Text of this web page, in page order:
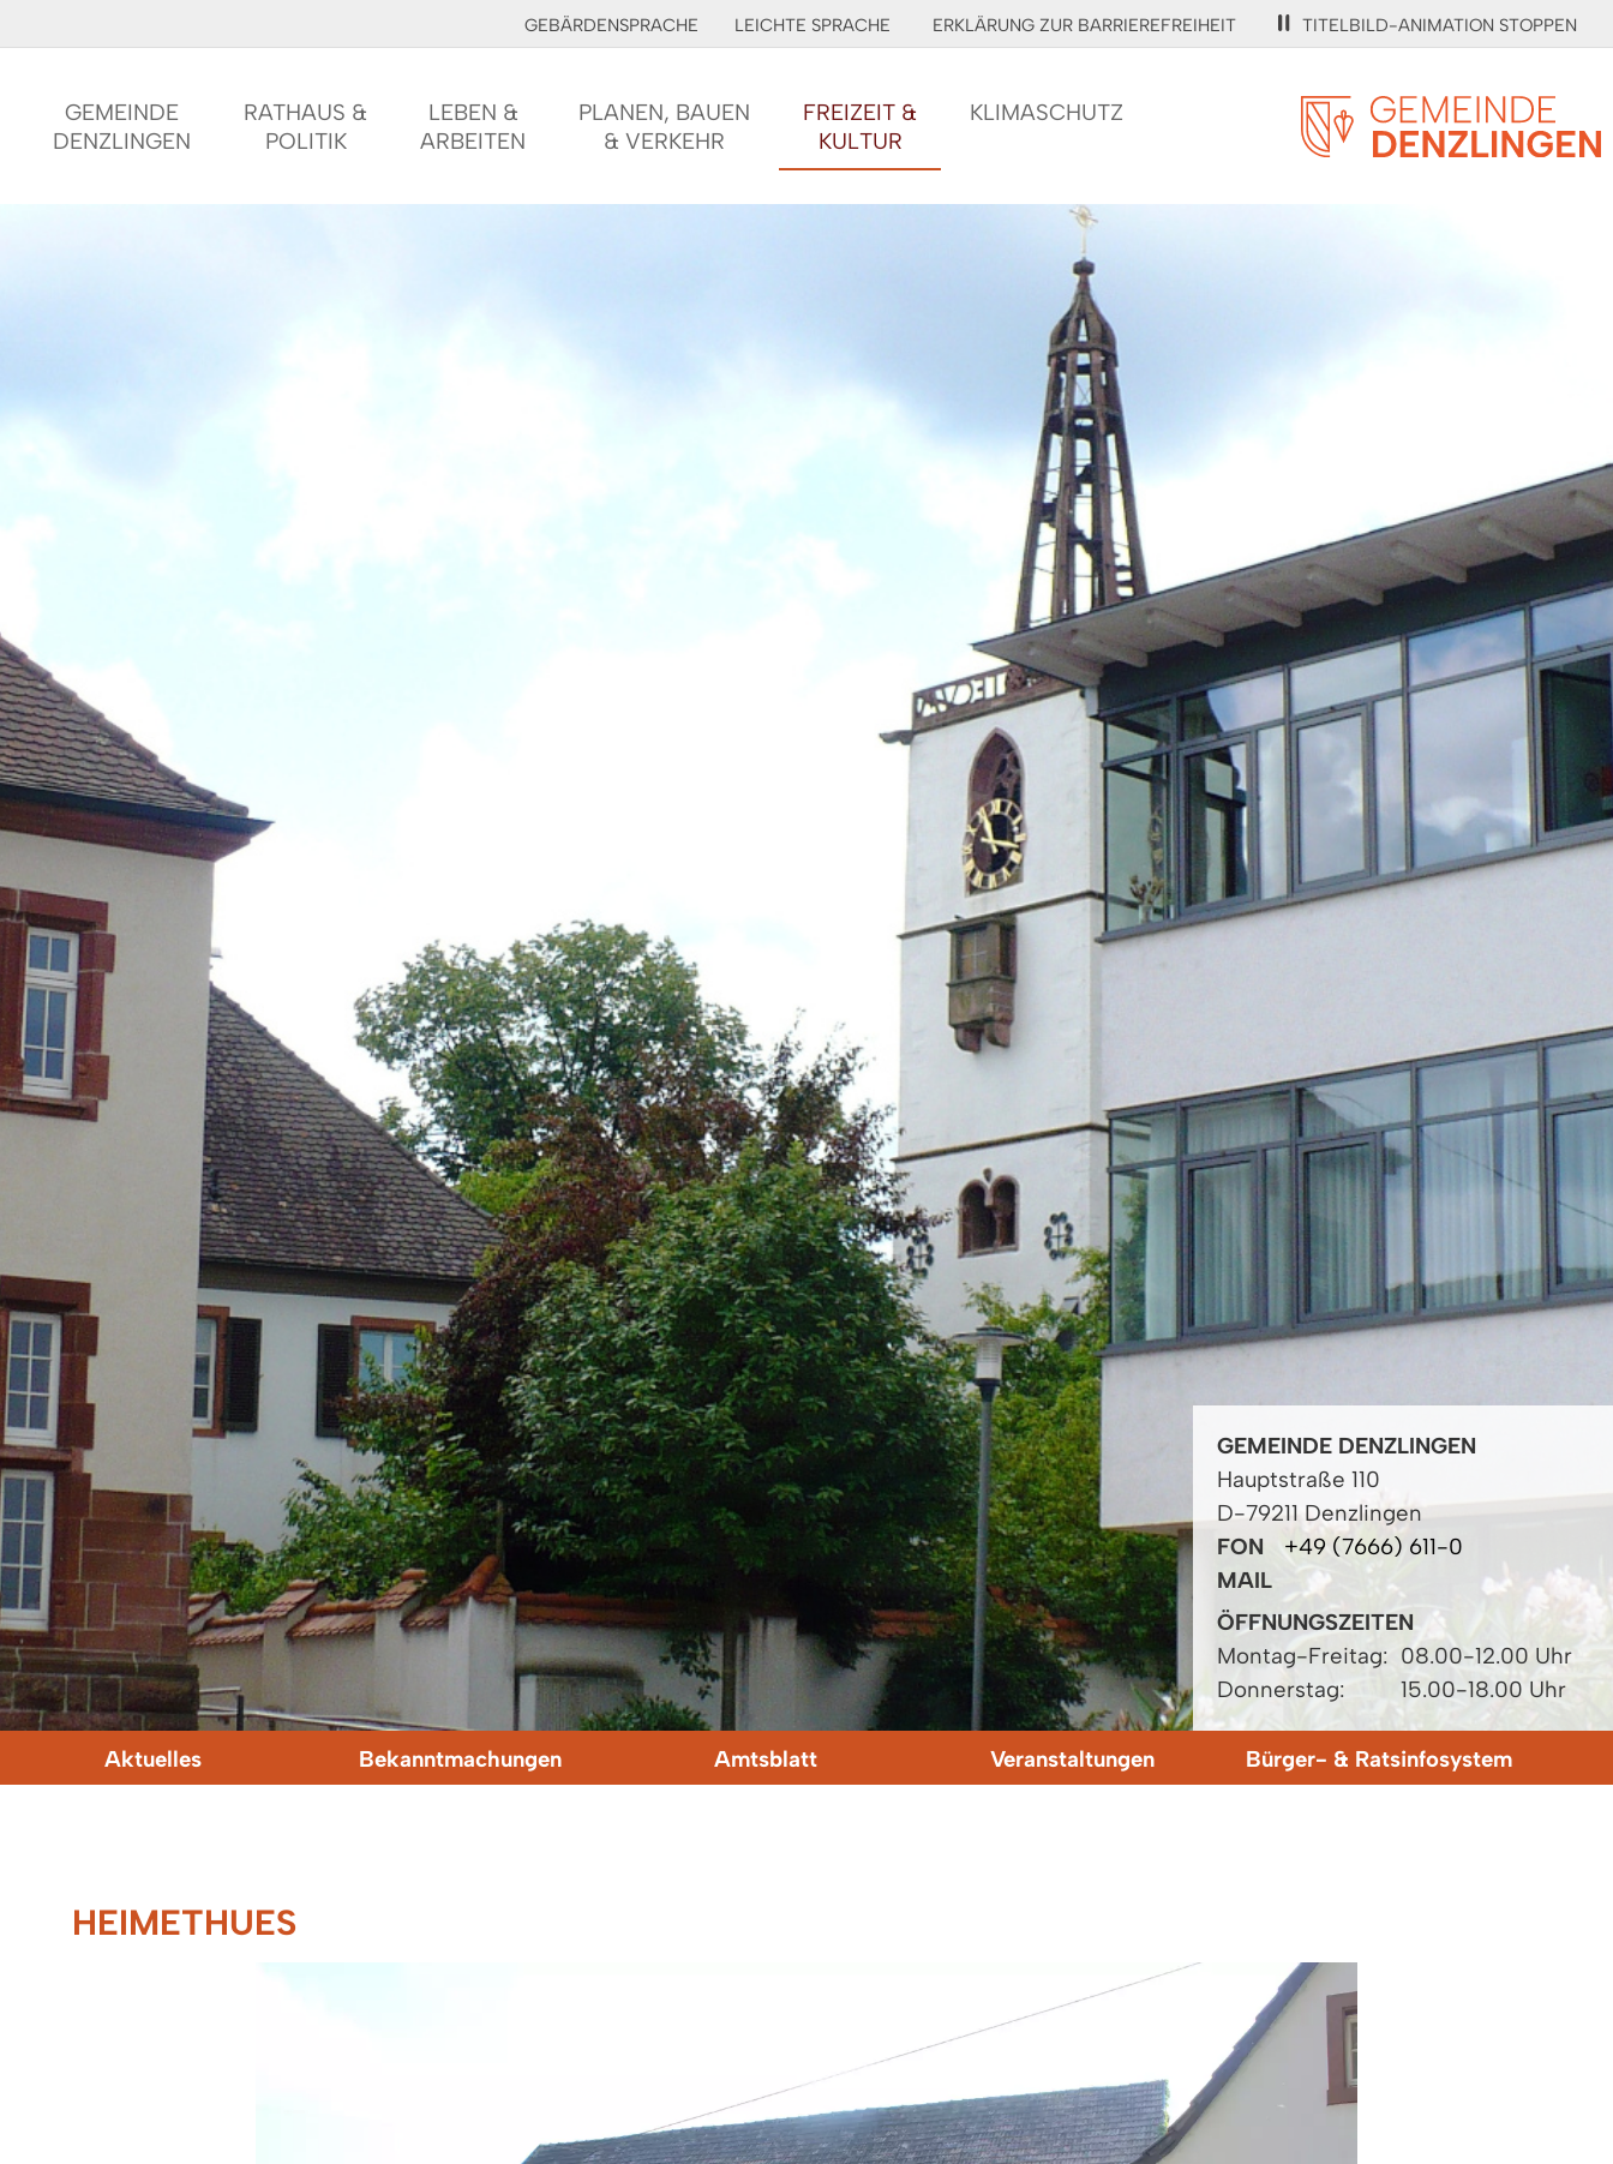
GEBÄRDENSPRACHE LEICHTE SPRACHE ERKLÄRUNG ZUR BARRIEREFREIHEIT TITELBILD-ANIMATION STOPPEN
GEMEINDE
DENZLINGEN
RATHAUS &
POLITIK
LEBEN &
ARBEITEN
PLANEN, BAUEN
& VERKEHR
FREIZEIT &
KULTUR
KLIMASCHUTZ
GEMEINDE DENZLINGEN
Hauptstraße 110
D-79211 Denzlingen
FON
+49 (7666) 611-0
MAIL
ÖFFNUNGSZEITEN
Montag-Freitag: 08.00-12.00 Uhr
Donnerstag:
15.00-18.00 Uhr
Aktuelles Bekanntmachungen Amtsblatt Veranstaltungen Bürger- & Ratsinfosystem
HEIMETHUES